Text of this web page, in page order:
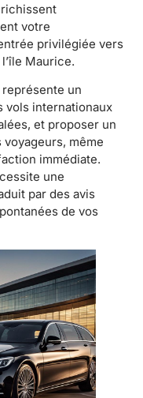
votre
privilégiée vers
Maurice.
un
vols internationaux
et proposer un
même
immédiate.
une
par des avis
de vos